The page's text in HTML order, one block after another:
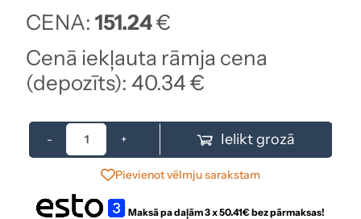
CENA:151.24€
Cenā iekļauta rāmja cena
(depozīts): 40.34 €
- + Ielikt grozā
Pievienot vēlmju sarakstam
Maksā pa daļām 3 x50.41€ bez pārmaksas!